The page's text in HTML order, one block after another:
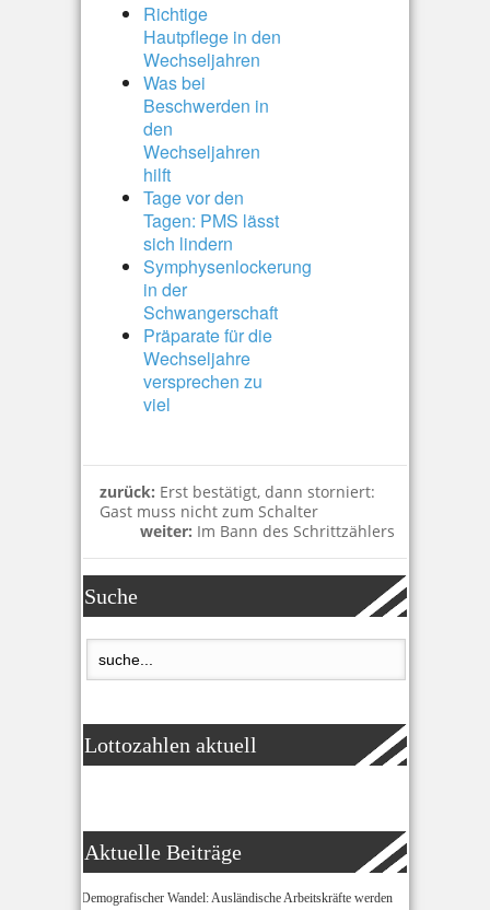
Richtige
Hautpflege in den
Wechseljahren
Was bei
Beschwerden in
den
Wechseljahren
hilft
Tage vor den
Tagen: PMS lässt
sich lindern
Symphysenlockerung
in der
Schwangerschaft
Präparate für die
Wechseljahre
versprechen zu
viel
zurück: Erst bestätigt, dann storniert:
Gast muss nicht zum Schalter
weiter: Im Bann des Schrittzählers
Suche
Lottozahlen aktuell
Aktuelle Beiträge
Demografischer Wandel: Ausländische Arbeitskräfte werden